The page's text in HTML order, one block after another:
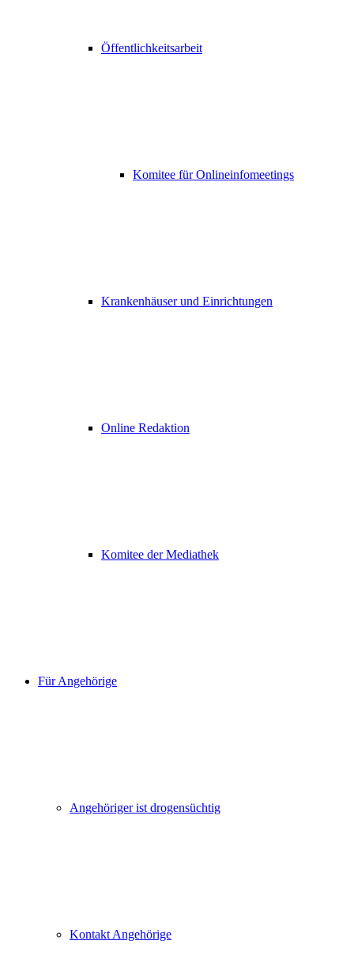
Öffentlichkeitsarbeit
Komitee für Onlineinfomeetings
Krankenhäuser und Einrichtungen
Online Redaktion
Komitee der Mediathek
Für Angehörige
Angehöriger ist drogensüchtig
Kontakt Angehörige